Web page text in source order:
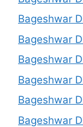
Bageshwar
Bageshwar
Bageshwar
Bageshwar
Bageshwar
Bageshwar